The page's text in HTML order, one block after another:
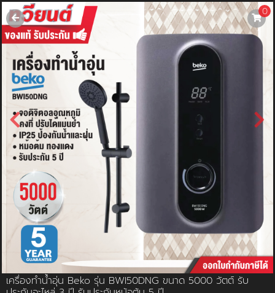
0
เครื่องทำน้ำอุ่น Beko รุ่น BWI50DNG ขนาด 5000 วัตต์ รับ
username
password
สมัครสมาชิค ลืมรหัสผ่าน?
การซื้อของฉัน
🔥โปรโมชัน🔥
แคตตาล็อค